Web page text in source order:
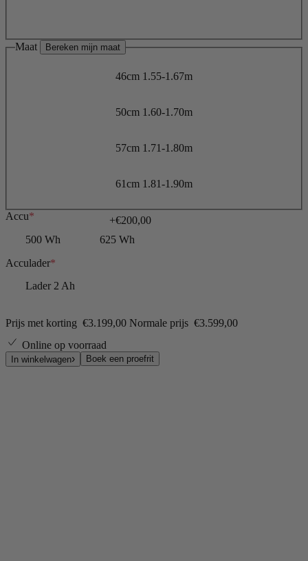
Maat Bereken mijn maat
46cm 1.55-1.67m
50cm 1.60-1.70m
57cm 1.71-1.80m
61cm 1.81-1.90m
Accu*
500 Wh
625 Wh
+€200,00
Acculader*
Lader 2 Ah
Prijs met korting €3.199,00 Normale prijs €3.599,00
Online op voorraad
In winkelwagen Boek een proefrit